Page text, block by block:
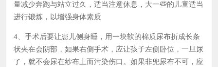
量减少奔跑与站立过久，适当注意休息，大一些的儿童适当
进行锻炼，以增强身体素质
4、手术后要让患儿侧身睡，用一块软的棉质尿布折成长条
状夹在会阴部，如果右侧手术，应让孩子左侧卧位，一旦尿
了，就不会尿在纱布上而污染伤口。如果非兜尿布不可，应